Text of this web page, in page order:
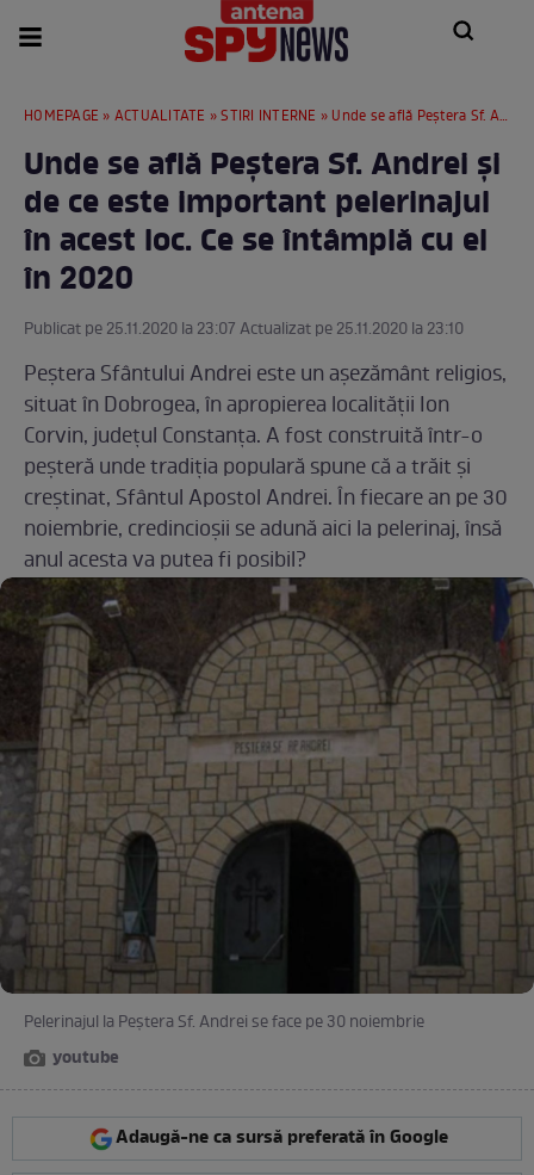
HOMEPAGE » ACTUALITATE »STIRI INTERNE » Unde se află Peștera Sf. Andrei și de ce este important pelerinajul în acest loc. Ce se întâmplă cu el în 2020
Unde se află Peștera Sf. Andrei și
de ce este important pelerinajul
în acest loc. Ce se întâmplă cu el
în 2020
Publicat pe 25.11.2020 la 23:07 Actualizat pe 25.11.2020 la 23:10
Peștera Sfântului Andrei este un așezământ religios,
situat în Dobrogea, în apropierea localității Ion
Corvin, județul Constanța. A fost construită într-o
peșteră unde tradiția populară spune că a trăit și
creștinat, Sfântul Apostol Andrei. În fiecare an pe 30
noiembrie, credincioșii se adună aici la pelerinaj, însă
anul acesta va putea fi posibil?
Pelerinajul la Peștera Sf. Andrei se face pe 30 noiembrie
youtube
Adaugă-ne ca sursă preferată în Google